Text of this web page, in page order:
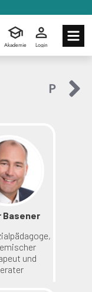
Akademie Login
P
Basener
und